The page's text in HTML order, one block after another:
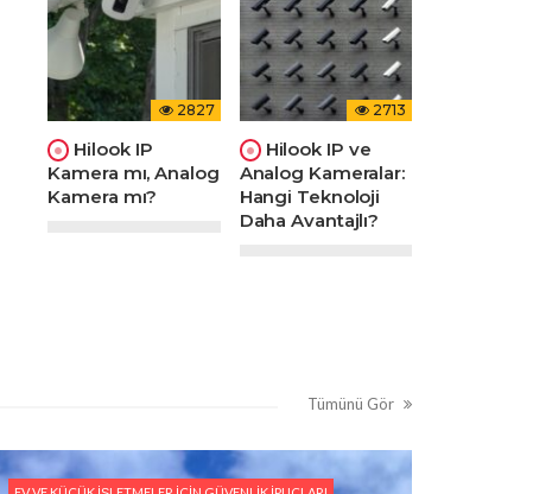
2827
Hilook IP
Kamera mı, Analog
Kamera mı?
2713
Hilook IP ve
Analog Kameralar:
Hangi Teknoloji
Daha Avantajlı?
Tümünü Gör